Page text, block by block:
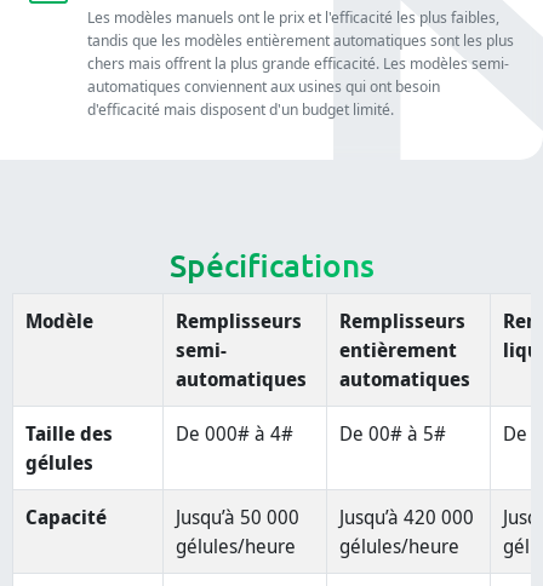
Les modèles manuels ont le prix et l'efficacité les plus faibles,
tandis que les modèles entièrement automatiques sont les plus
chers mais offrent la plus grande efficacité. Les modèles semi-
automatiques conviennent aux usines qui ont besoin
d'efficacité mais disposent d'un budget limité.
Spécifications
Modèle
Remplisseurs
semi-
automatiques
Remplisseurs
entièrement
automatiques
Taille des
gélules
De 000# à 4# De 00# à 5# De
Capacité
Jusqu’à 50 000
gélules/heure
Jusqu’à 420 000
gélules/heure